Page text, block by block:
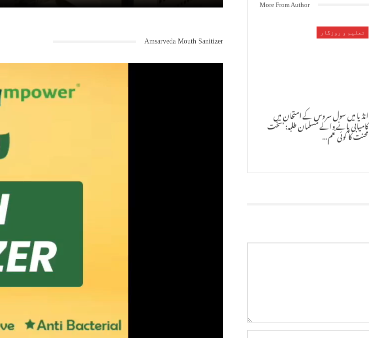
More From Author
تعلیم و روزگار
انڈیا میں سول سروس کے امتحان میں
کامیابی پانے والے مسلمان طلبہ: ’سخت
محنت کا کوئی نعم…
Amsarveda Mouth Sanitizer